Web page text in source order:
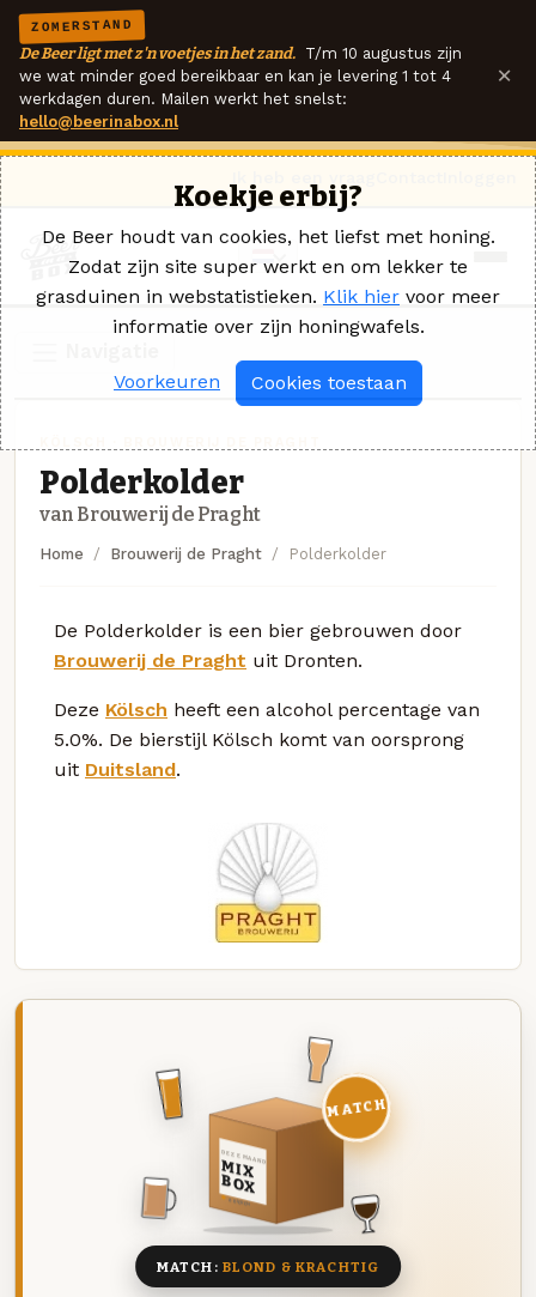
ZOMERSTAND
De Beer ligt met z'n voetjes in het zand. T/m 10 augustus zijn
we wat minder goed bereikbaar en kan je levering 1 tot 4
werkdagen duren. Mailen werkt het snelst:
hello@beerinabox.nl
×
Polderkolder
van Brouwerij de Praght
Home Brouwerij de Praght Polderkolder
De Polderkolder is een bier gebrouwen door
Brouwerij de Praght uit Dronten.
Deze Kölsch heeft een alcohol percentage van
5.0%. De bierstijl Kölsch komt van oorsprong
uit Duitsland.
DEZE MAAND
MIX
BOX
8 BIEREN
MATCH
MATCH: BLOND & KRACHTIG
Koekje erbij?
De Beer houdt van cookies, het liefst met honing.
Zodat zijn site super werkt en om lekker te
grasduinen in webstatistieken. Klik hier voor meer
informatie over zijn honingwafels.
Voorkeuren Cookies toestaan